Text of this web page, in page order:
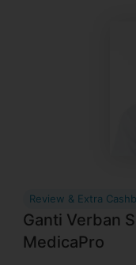
Review & Extra
Ganti Verban
MedicaPro